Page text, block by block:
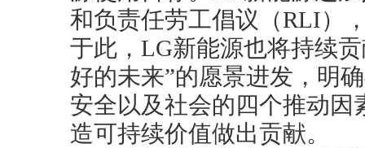
和负责任劳工倡议（RLI）
于此，LG新能源也将持续
好的未来”的愿景进发，明
安全以及社会的四个推动
造可持续价值做出贡献。